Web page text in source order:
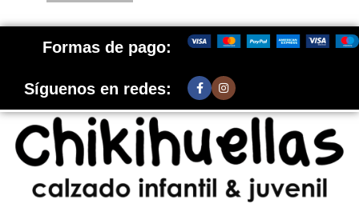
Formas de pago:
Síguenos en redes: